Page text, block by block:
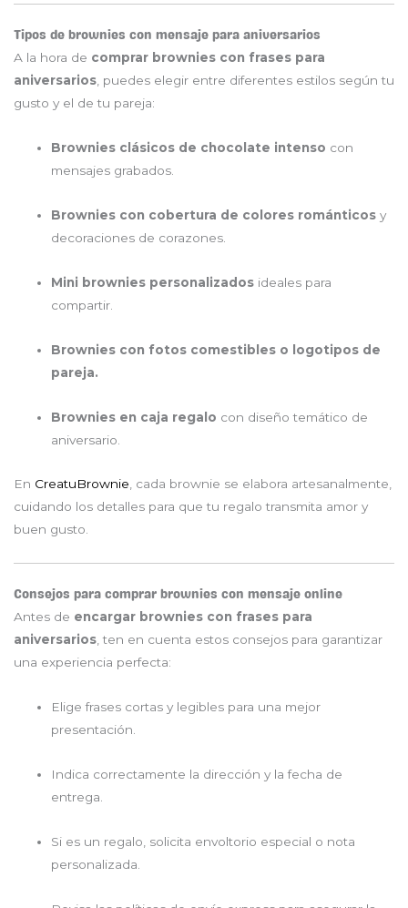
Tipos de brownies con mensaje para aniversarios
A la hora de comprar brownies con frases para
aniversarios , puedes elegir entre diferentes estilos según tu
gusto y el de tu pareja:
Brownies clásicos de chocolate intenso con
mensajes grabados.
Brownies con cobertura de colores románticos y
decoraciones de corazones.
Mini brownies personalizados ideales para
compartir.
Brownies con fotos comestibles o logotipos de
pareja.
Brownies en caja regalo con diseño temático de
aniversario.
En CreatuBrownie, cada brownie se elabora artesanalmente,
cuidando los detalles para que tu regalo transmita amor y
buen gusto.
Consejos para comprar brownies con mensaje online
Antes de encargar brownies con frases para
aniversarios , ten en cuenta estos consejos para garantizar
una experiencia perfecta:
Elige frases cortas y legibles para una mejor
presentación.
Indica correctamente la dirección y la fecha de
entrega.
Si es un regalo, solicita envoltorio especial o nota
personalizada.